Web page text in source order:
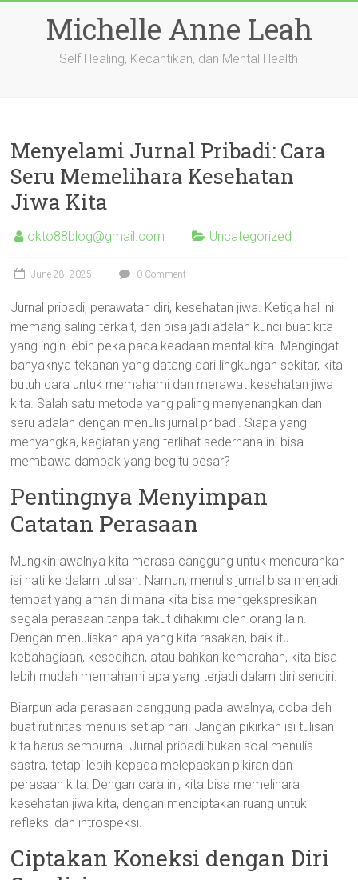
Michelle Anne Leah
Self Healing, Kecantikan, dan Mental Health
Menyelami Jurnal Pribadi: Cara
Seru Memelihara Kesehatan
Jiwa Kita
okto88blog@gmail.com Uncategorized
June 28, 2025 0 Comment
Jurnal pribadi, perawatan diri, kesehatan jiwa. Ketiga hal ini
memang saling terkait, dan bisa jadi adalah kunci buat kita
yang ingin lebih peka pada keadaan mental kita. Mengingat
banyaknya tekanan yang datang dari lingkungan sekitar, kita
butuh cara untuk memahami dan merawat kesehatan jiwa
kita. Salah satu metode yang paling menyenangkan dan
seru adalah dengan menulis jurnal pribadi. Siapa yang
menyangka, kegiatan yang terlihat sederhana ini bisa
membawa dampak yang begitu besar?
Pentingnya Menyimpan
Catatan Perasaan
Mungkin awalnya kita merasa canggung untuk mencurahkan
isi hati ke dalam tulisan. Namun, menulis jurnal bisa menjadi
tempat yang aman di mana kita bisa mengekspresikan
segala perasaan tanpa takut dihakimi oleh orang lain.
Dengan menuliskan apa yang kita rasakan, baik itu
kebahagiaan, kesedihan, atau bahkan kemarahan, kita bisa
lebih mudah memahami apa yang terjadi dalam diri sendiri.
Biarpun ada perasaan canggung pada awalnya, coba deh
buat rutinitas menulis setiap hari. Jangan pikirkan isi tulisan
kita harus sempurna. Jurnal pribadi bukan soal menulis
sastra, tetapi lebih kepada melepaskan pikiran dan
perasaan kita. Dengan cara ini, kita bisa memelihara
kesehatan jiwa kita, dengan menciptakan ruang untuk
refleksi dan introspeksi.
Ciptakan Koneksi dengan Diri